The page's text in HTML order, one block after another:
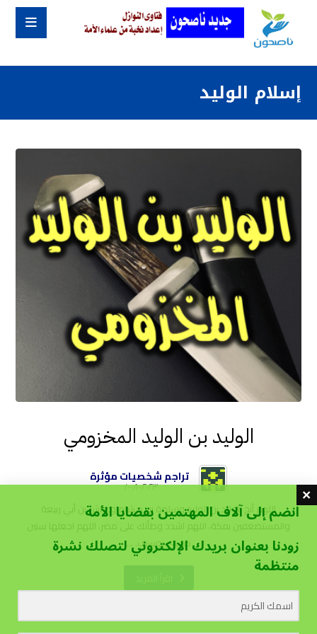
إسلام الوليد
الوليد بن الوليد المخزومي
تراجم شخصيات مؤثرة
٢٠٢٣-٠٨-٠١
اللهم أنج الوليد بن الوليد وسلمة بن هشام وعياش بن أبي ربيعة
والمستضعفين بمكة، اللهم اشدد وطأتك على مضر، اللهم اجعلها سنين
كسني يوسف. ...
انضم إلى آلاف المهتمين بقضايا الأمة
زودنا بعنوان بريدك الإلكتروني لتصلك نشرة
منتظمة